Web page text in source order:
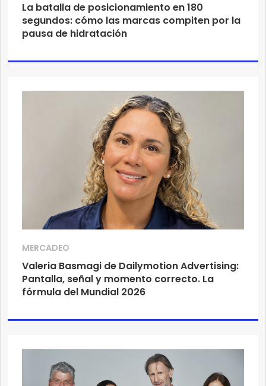
La batalla de posicionamiento en 180
segundos: cómo las marcas compiten por la
pausa de hidratación
MERCADEO
Valeria Basmagi de Dailymotion Advertising:
Pantalla, señal y momento correcto. La
fórmula del Mundial 2026